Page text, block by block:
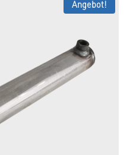
Angebot!